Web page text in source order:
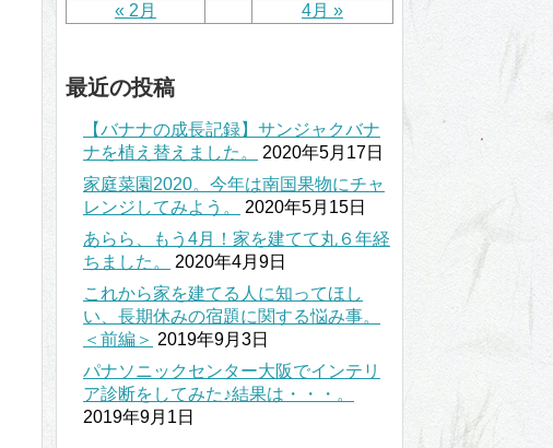
« 2月 4月 »
最近の投稿
【バナナの成長記録】サンジャクバナ
ナを植え替えました。
2020年5月17日
家庭菜園2020。今年は南国果物にチャ
レンジしてみよう。
2020年5月15日
あらら、もう4月！家を建てて丸６年経
ちました。
2020年4月9日
これから家を建てる人に知ってほし
い、長期休みの宿題に関する悩み事。
＜前編＞ 2019年9月3日
パナソニックセンター大阪でインテリ
ア診断をしてみた♪結果は・・・。
2019年9月1日